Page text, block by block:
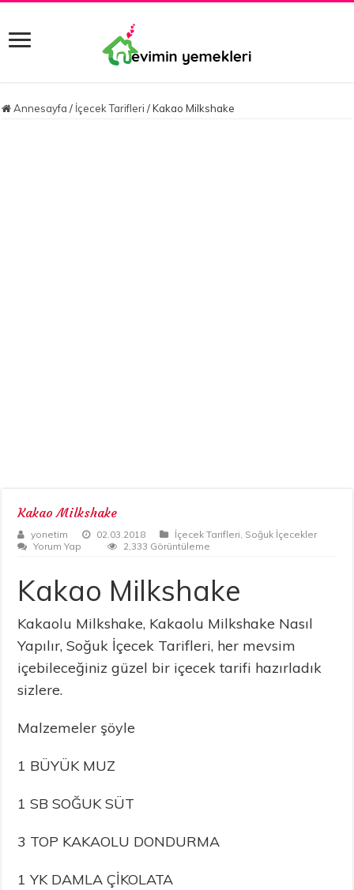
Annesayfa / İçecek Tarifleri / Kakao Milkshake
Kakao Milkshake
yonetim 02.03.2018 İçecek Tarifleri, Soğuk İçecekler
Yorum Yap
2,333 Görüntüleme
Kakao Milkshake
Kakaolu Milkshake, Kakaolu Milkshake Nasıl
Yapılır, Soğuk İçecek Tarifleri, her mevsim
içebileceğiniz güzel bir içecek tarifi hazırladık
sizlere.
Malzemeler şöyle
1 BÜYÜK MUZ
1 SB SOĞUK SÜT
3 TOP KAKAOLU DONDURMA
1 YK DAMLA ÇİKOLATA